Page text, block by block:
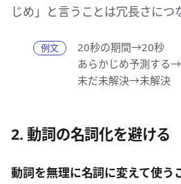
じめ」と言うことは冗長さにつ
20秒の期間→20秒
あらかじめ予測する
未だ未解決→未解決
2. 動詞の名詞化を避ける
動詞を無理に名詞に変えて使う